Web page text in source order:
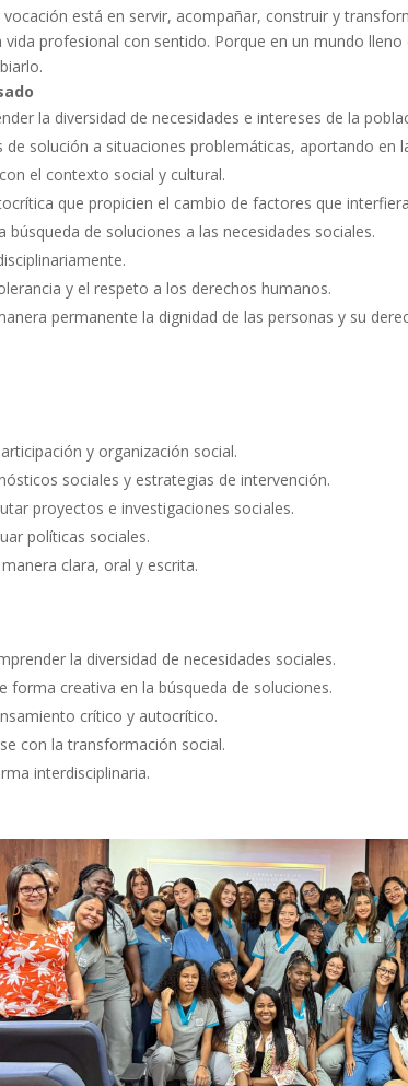
vocación está en servir, acompañar, construir y
vida profesional con sentido. Porque en un mundo
la diversidad de necesidades e intereses de la
de solución a situaciones problemáticas, aportando en
el contexto social y cultural.
que propicien el cambio de factores que
búsqueda de soluciones a las necesidades sociales.
y el respeto a los derechos humanos.
permanente la dignidad de las personas y su
y organización social.
sociales y estrategias de intervención.
proyectos e investigaciones sociales.
políticas sociales.
clara, oral y escrita.
la diversidad de necesidades sociales.
forma creativa en la búsqueda de soluciones.
crítico y autocrítico.
con la transformación social.
interdisciplinaria.